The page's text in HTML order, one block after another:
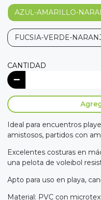
AZUL-AMARILLO-
FUCSIA-VERDE-
CANTIDAD
Ideal para encuentros
amistosos, partidos con
Excelentes costuras en
una pelota de voleibol
Apto para uso en playa,
Material: PVC con